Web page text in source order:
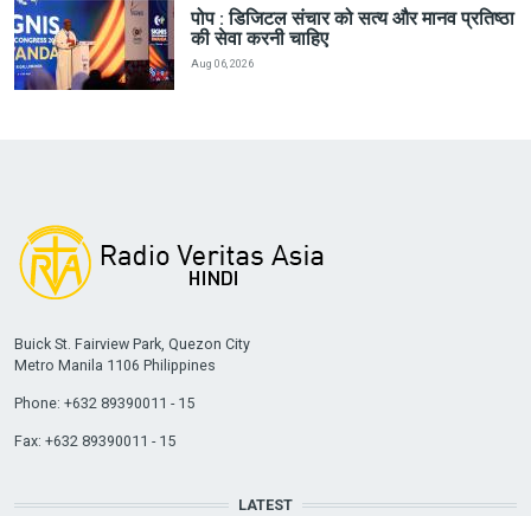
पोप : डिजिटल संचार को सत्य और मानव प्रतिष्ठा
की सेवा करनी चाहिए
Aug 06, 2026
Buick St. Fairview Park, Quezon City
Metro Manila 1106 Philippines
Phone: +632 89390011 - 15
Fax: +632 89390011 - 15
LATEST